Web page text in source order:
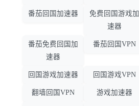
番茄回国加速器
免费回国游戏加
速器
番茄免费回国加
速器
番茄回国VPN
回国游戏加速器 回国游戏VPN
翻墙回国VPN 游戏加速器